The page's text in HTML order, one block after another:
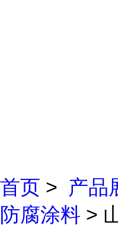
首页 > 产品
防腐涂料 >